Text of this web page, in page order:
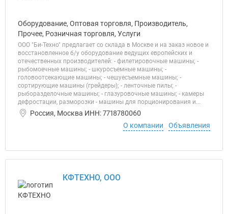
Оборудование, Оптовая торговля, Производитель,
Прочее, Розничная торговля, Услуги
ООО "Би-Техно" предлагает со склада в Москве и на заказ новое и
восстановленное б/у оборудование ведущих европейских и
отечественных производителей: - филетировочные машины; -
рыбомоечные машины; - шкуросъемные машины; -
головоотсекающие машины; - чешуесъемные машины; -
сортирующие машины (грейдеры); - ленточные пилы; -
рыборазделочные машины; - глазуровочные машины; - камеры
дефростации, разморозки - машины для порционирования и...
Россия, Москва ИНН: 7718780060
О компании
Объявления
КФТЕХНО, ООО